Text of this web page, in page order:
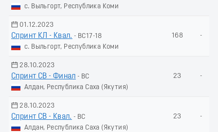
с. Выльгорт, Республика Коми
01.12.2023
Спринт КЛ - Квал. - ВС17-18
с. Выльгорт, Республика Коми
168 -
28.10.2023
Спринт СВ - Финал - ВС
Алдан, Республика Саха (Якутия)
23 -
28.10.2023
Спринт СВ - Квал. - ВС
Алдан, Республика Саха (Якутия)
23 -